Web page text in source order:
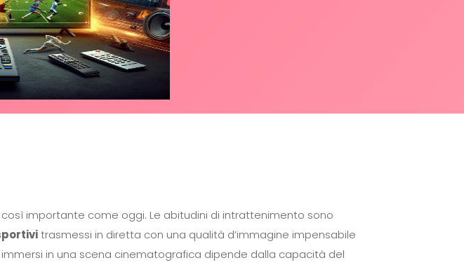
importante come oggi. Le abitudini di intrattenimento sono
trasmessi in diretta con una qualità d’immagine impensabile
immersi in una scena cinematografica dipende dalla capacità del